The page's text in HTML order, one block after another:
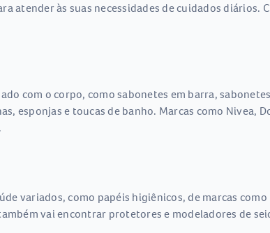
atender às suas necessidades de cuidados diários.
com o corpo, como sabonetes em barra,
esponjas e toucas de banho. Marcas como Nivea,
variados, como papéis higiênicos, de marcas
vai encontrar protetores e modeladores de